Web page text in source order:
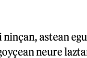
astean
neure